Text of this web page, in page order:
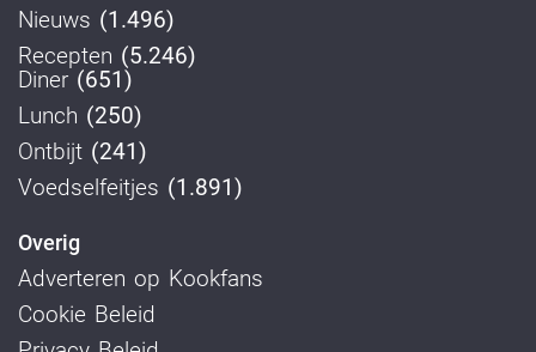
Nieuws (1.496)
Recepten (5.246)
Diner (651)
Lunch (250)
Ontbijt (241)
Voedselfeitjes (1.891)
Overig
Adverteren op Kookfans
Cookie Beleid